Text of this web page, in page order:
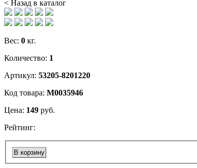
< Назад в каталог
Вес: 0 кг.
Количество: 1
Артикул: 53205-8201220
Код товара: М0035946
Цена: 149 руб.
Рейтинг:
В корзину